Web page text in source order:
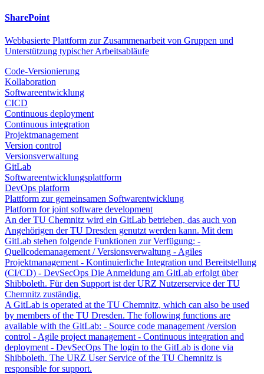
SharePoint
Webbasierte Plattform zur Zusammenarbeit von Gruppen und
Unterstützung typischer Arbeitsabläufe
Code-Versionierung
Kollaboration
Softwareentwicklung
CICD
Continuous deployment
Continuous integration
Projektmanagement
Version control
Versionsverwaltung
GitLab
Softwareentwicklungsplattform
DevOps platform
Plattform zur gemeinsamen Softwarentwicklung
Platform for joint software development
An der TU Chemnitz wird ein GitLab betrieben, das auch von
Angehörigen der TU Dresden genutzt werden kann. Mit dem
GitLab stehen folgende Funktionen zur Verfügung: -
Quellcodemanagement / Versionsverwaltung - Agiles
Projektmanagement - Kontinuierliche Integration und Bereitstellung
(CI/CD) - DevSecOps Die Anmeldung am GitLab erfolgt über
Shibboleth. Für den Support ist der URZ Nutzerservice der TU
Chemnitz zuständig.
A GitLab is operated at the TU Chemnitz, which can also be used
by members of the TU Dresden. The following functions are
available with the GitLab: - Source code management /version
control - Agile project management - Continuous integration and
deployment - DevSecOps The login to the GitLab is done via
Shibboleth. The URZ User Service of the TU Chemnitz is
responsible for support.